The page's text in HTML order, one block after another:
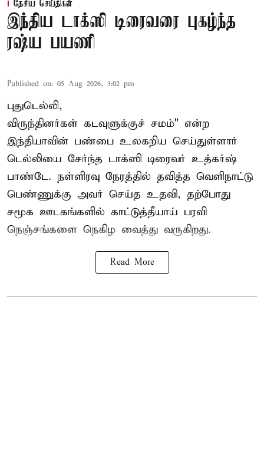
தேசிய செய்திகள்
இந்திய டாக்ஸி டிரைவரை புகழ்ந்த
ரஷ்ய பயணி
Published on: 05 Aug 2026, 3:02 pm
புதுடெல்லி,
விருந்தினர்கள் கடவுளுக்குச் சமம்" என்ற
இந்தியாவின் பண்பை உலகறிய செய்துள்ளார்
டெல்லியை சேர்ந்த டாக்ஸி டிரைவர் உத்கர்ஷ்
பாண்டே. நள்ளிரவு நேரத்தில் தவித்த வெளிநாட்டு
பெண்ணுக்கு அவர் செய்த உதவி, தற்போது
சமூக ஊடகங்களில் காட்டுத்தீயாய் பரவி
நெஞ்சங்களை நெகிழ வைத்து வருகிறது.
Read More